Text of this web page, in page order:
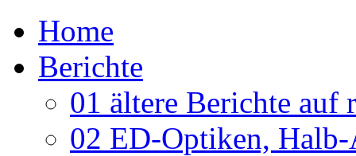
Home
Berichte
01 ältere Berichte auf
02 ED-Optiken, Halb-